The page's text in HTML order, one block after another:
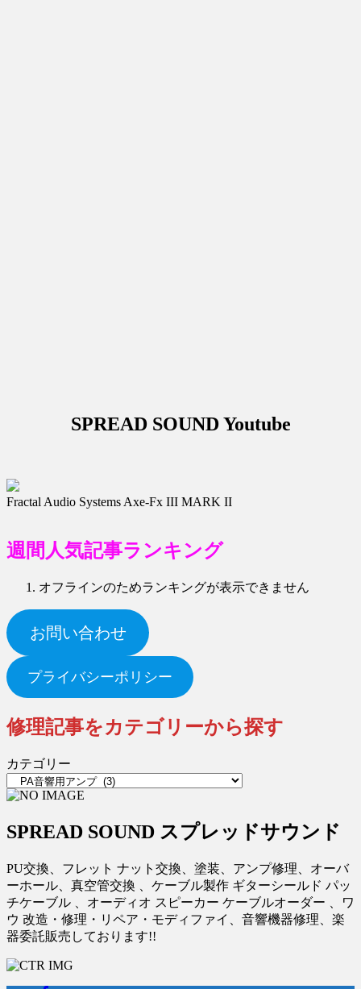
SPREAD SOUND Youtube
Fractal Audio Systems Axe-Fx III MARK II
週間人気記事ランキング
オフラインのためランキングが表示できません
お問い合わせ
プライバシーポリシー
修理記事をカテゴリーから探す
カテゴリー
SPREAD SOUND スプレッドサウンド
PU交換、フレット ナット交換、塗装、アンプ修理、オーバ
ーホール、真空管交換 、ケーブル製作 ギターシールド パッ
チケーブル 、オーディオ スピーカー ケーブルオーダー 、ワ
ウ 改造・修理・リペア・モディファイ、音響機器修理、楽
器委託販売しております!!